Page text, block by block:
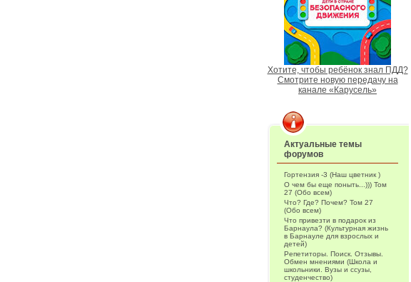
Хотите, чтобы ребёнок знал ПДД?
Смотрите новую передачу на
канале «Карусель»
Актуальные темы
форумов
Гортензия -3 (Наш цветник )
О чем бы еще поныть...))) Том
27 (Обо всем)
Что? Где? Почем? Том 27
(Обо всем)
Что привезти в подарок из
Барнаула? (Культурная жизнь
в Барнауле для взрослых и
детей)
Репетиторы. Поиск. Отзывы.
Обмен мнениями (Школа и
школьники. Вузы и ссузы,
студенчество)